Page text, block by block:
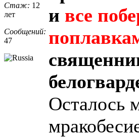
Стаж: 12
лет
Сообщений:
47
и все
Осталось